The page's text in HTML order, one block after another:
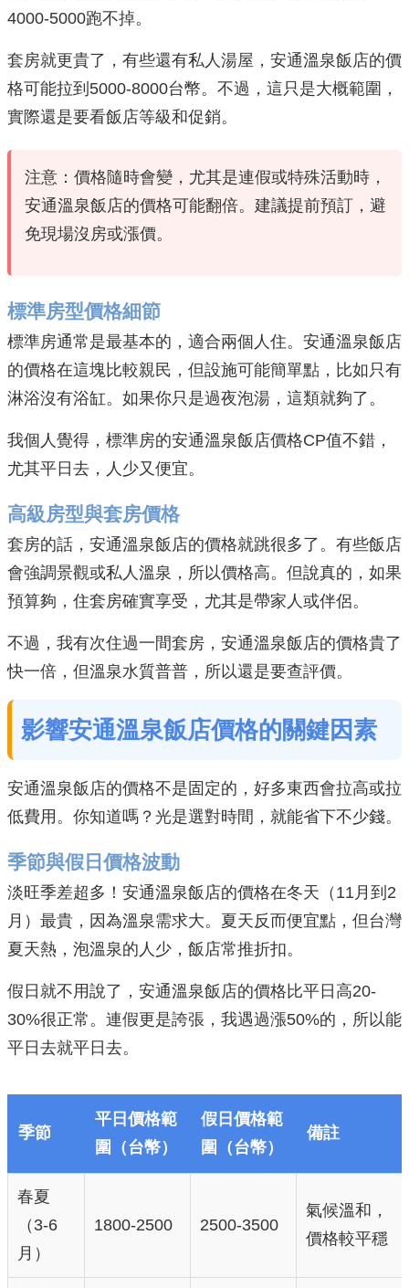
4000-5000跑不掉。
套房就更貴了，有些還有私人湯屋，安通溫泉飯店的價
格可能拉到5000-8000台幣。不過，這只是大概範圍，
實際還是要看飯店等級和促銷。
注意：價格隨時會變，尤其是連假或特殊活動時，
安通溫泉飯店的價格可能翻倍。建議提前預訂，避
免現場沒房或漲價。
標準房型價格細節
標準房通常是最基本的，適合兩個人住。安通溫泉飯店
的價格在這塊比較親民，但設施可能簡單點，比如只有
淋浴沒有浴缸。如果你只是過夜泡湯，這類就夠了。
我個人覺得，標準房的安通溫泉飯店價格CP值不錯，
尤其平日去，人少又便宜。
高級房型與套房價格
套房的話，安通溫泉飯店的價格就跳很多了。有些飯店
會強調景觀或私人溫泉，所以價格高。但說真的，如果
預算夠，住套房確實享受，尤其是帶家人或伴侶。
不過，我有次住過一間套房，安通溫泉飯店的價格貴了
快一倍，但溫泉水質普普，所以還是要查評價。
影響安通溫泉飯店價格的關鍵因素
安通溫泉飯店的價格不是固定的，好多東西會拉高或拉
低費用。你知道嗎？光是選對時間，就能省下不少錢。
季節與假日價格波動
淡旺季差超多！安通溫泉飯店的價格在冬天（11月到2
月）最貴，因為溫泉需求大。夏天反而便宜點，但台灣
夏天熱，泡溫泉的人少，飯店常推折扣。
假日就不用說了，安通溫泉飯店的價格比平日高20-
30%很正常。連假更是誇張，我遇過漲50%的，所以能
平日去就平日去。
季節
平日價格範
圍（台幣）
假日價格範
圍（台幣）
備註
春夏
（3-6
月）
1800-2500 2500-3500
氣候溫和，
價格較平穩